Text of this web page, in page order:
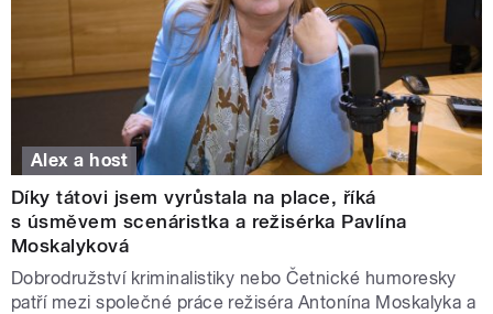
Alex a host
Díky tátovi jsem vyrůstala na place, říká
s úsměvem scenáristka a režisérka Pavlína
Moskalyková
Dobrodružství kriminalistiky nebo Četnické humoresky
patří mezi společné práce režiséra Antonína Moskalyka a